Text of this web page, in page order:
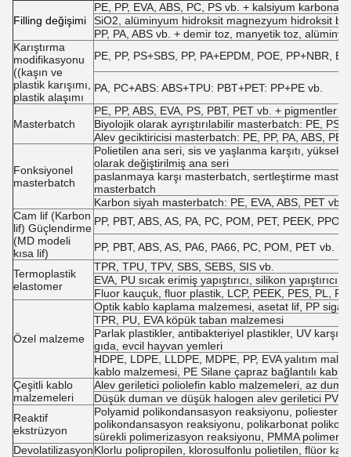
Filling değişimi
PE, PP, EVA, ABS, PC, PS vb. + kalsiyum
SiO2, alüminyum hidroksit magnezyum hidroksit
PP, PA, ABS vb. + demir toz, manyetik toz,
Karıştırma
modifikasyonu
((kaşın ve
plastik karışımı,
plastik alaşımı
PE, PP, PS+SBS, PP, PA+EPDM, POE, PP+NBR,
PA, PC+ABS: ABS+TPU: PBT+PET: PP+PE vb.
Masterbatch
PE, PP, ABS, EVA, PS, PBT, PET vb. + pigmentler
Biyolojik olarak ayrıştırılabilir masterbatch: PE, PS,
Alev geciktiricisi masterbatch: PE, PP, PA, ABS,
Fonksiyonel
masterbatch
Polietilen ana seri, sis ve yaşlanma karşıtı, yüksek
olarak değiştirilmiş ana seri
paslanmaya karşı masterbatch, sertleştirme
masterbatch
Karbon siyah masterbatch: PE, EVA, ABS, PET vb.
Cam lif (Karbon
lif) Güçlendirme
(MD modeli
kısa lif)
PP, PBT, ABS, AS, PA, PC, POM, PET, PEEK,
PP, PBT, ABS, AS, PA6, PA66, PC, POM, PET vb.
Termoplastik
elastomer
TPR, TPU, TPV, SBS, SEBS, SIS vb.
EVA, PU sıcak erimiş yapıştırıcı, silikon
Fluor kauçuk, fluor plastik, LCP, PEEK, PES, PL,
Özel malzeme
Optik kablo kaplama malzemesi, asetat lif, PP
TPR, PU, EVA köpük taban malzemesi
Parlak plastikler, antibakteriyel plastikler, UV
gıda, evcil hayvan yemleri
HDPE, LDPE, LLDPE, MDPE, PP, EVA yalıtım
kablo malzemesi, PE Silane çapraz bağlantılı kablo
Çeşitli kablo
malzemeleri
Alev geriletici poliolefin kablo malzemeleri, az
Düşük duman ve düşük halogen alev geriletici PVC
Reaktif
ekstrüzyon
Polyamid polikondansasyon reaksiyonu, poliester
polikondansasyon reaksiyonu, polikarbonat
sürekli polimerizasyon reaksiyonu, PMMA
DevolatilizasyonKlorlu polipropilen, klorosulfonlu polietilen, flüor